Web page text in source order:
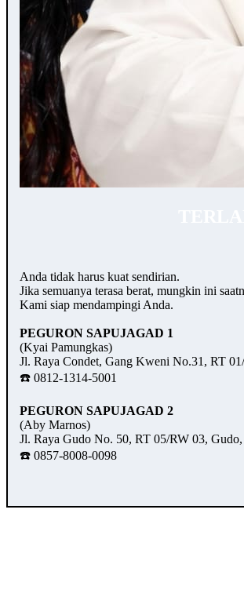
Anda tidak harus kuat sendirian.
Jika semuanya terasa berat, mungkin ini
Kami siap mendampingi Anda.
PEGURON SAPUJAGAD 1
(Kyai Pamungkas)
Jl. Raya Condet, Gang Kweni No.31, RT
☎️ 0812-1314-5001
PEGURON SAPUJAGAD 2
(Aby Marnos)
Jl. Raya Gudo No. 50, RT 05/RW 03,
☎️ 0857-8008-0098